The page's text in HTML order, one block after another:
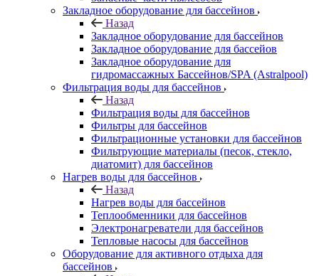
Закладное оборудование для бассейнов
Назад
Закладное оборудование для бассейнов
Закладное оборудование для бассейов
Закладное оборудование для
гидромассажных Бассейнов/SPA (Astralpool)
Фильтрация воды для бассейнов
Назад
Фильтрация воды для бассейнов
Фильтры для бассейнов
Фильтрационные установки для бассейнов
Фильтрующие материалы (песок, стекло,
диатомит) для бассейнов
Нагрев воды для бассейнов
Назад
Нагрев воды для бассейнов
Теплообменники для бассейнов
Электронагреватели для бассейнов
Тепловые насосы для бассейнов
Оборудование для активного отдыха для
бассейнов